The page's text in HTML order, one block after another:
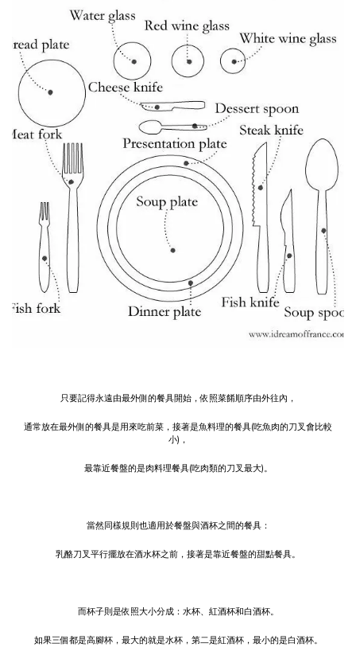
只要記得永遠由最外側的餐具開始，依照菜餚順序由外往內，
通常放在最外側的餐具是用來吃前菜，接著是魚料理的餐具(吃魚肉的刀叉會比較
小)，
最靠近餐盤的是肉料理餐具(吃肉類的刀叉最大)。
當然同樣規則也適用於餐盤與酒杯之間的餐具：
乳酪刀叉平行擺放在酒水杯之前，接著是靠近餐盤的甜點餐具。
而杯子則是依照大小分成：水杯、紅酒杯和白酒杯。
如果三個都是高腳杯，最大的就是水杯，第二是紅酒杯，最小的是白酒杯。